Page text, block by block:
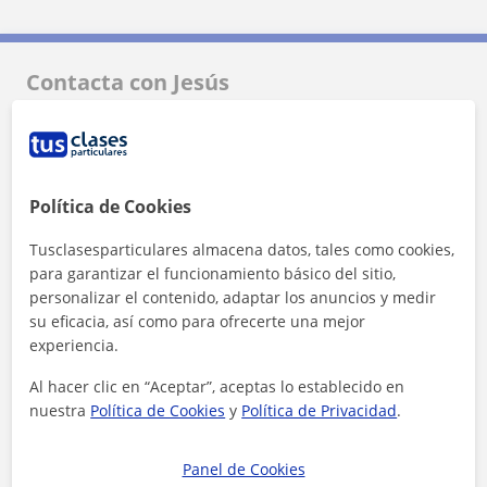
Contacta con Jesús
Tarifa
Política de Cookies
Tusclasesparticulares almacena datos, tales como cookies,
para garantizar el funcionamiento básico del sitio,
personalizar el contenido, adaptar los anuncios y medir
su eficacia, así como para ofrecerte una mejor
experiencia.
Al hacer clic en “Aceptar”, aceptas lo establecido en
nuestra Política de Cookies y Política de Privacidad.
Panel de Cookies